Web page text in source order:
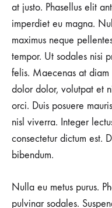
26
0
分
享
BEHIND
THE
AT
LONDON
SPRING
评
论
at justo. Phasellus elit
imperdiet eu magna.
maximus neque
tempor. Ut sodales nisi
felis. Maecenas at
dolor dolor, volutpat et
orci. Duis posuere
nisl viverra. Integer
consectetur dictum est.
bibendum.
Nulla eu metus purus.
pulvinar sodales.